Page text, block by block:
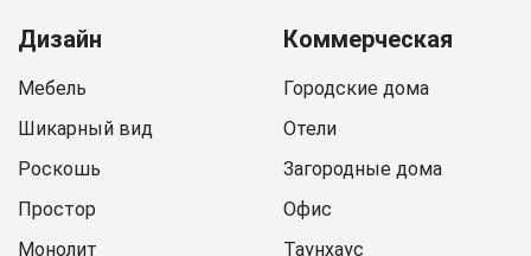
Дизайн
Мебель
Шикарный вид
Роскошь
Простор
Монолит
Коммерческая
Городские дома
Отели
Загородные дома
Офис
Таунхаус